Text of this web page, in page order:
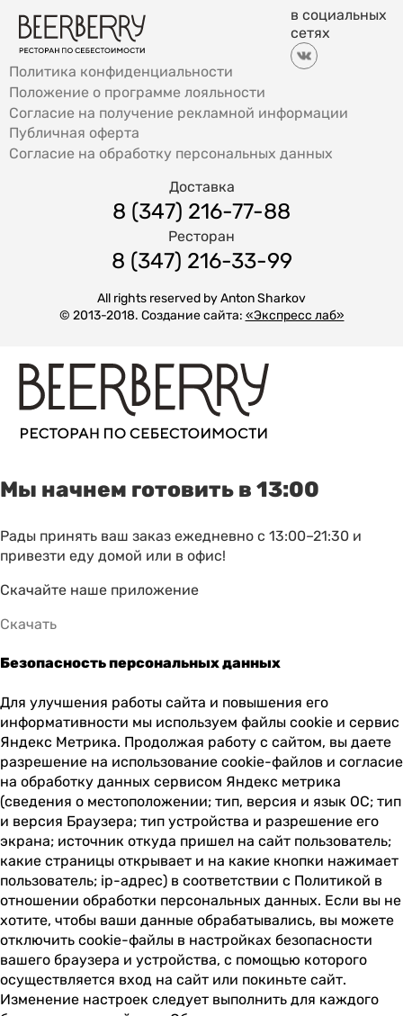
в социальных
сетях
Политика конфиденциальности
Положение о программе лояльности
Согласие на получение рекламной информации
Публичная оферта
Согласие на обработку персональных данных
Доставка
8 (347) 216-77-88
Ресторан
8 (347) 216-33-99
All rights reserved by Anton Sharkov
© 2013-2018. Создание сайта: «Экспресс лаб»
Мы начнем готовить в 13:00
Рады принять ваш заказ ежедневно с 13:00–21:30 и
привезти еду домой или в офис!
Скачайте наше приложение
Скачать
Безопасность персональных данных
Для улучшения работы сайта и повышения его
информативности мы используем файлы cookie и сервис
Яндекс Метрика. Продолжая работу с сайтом, вы даете
разрешение на использование cookie-файлов и согласие
на обработку данных сервисом Яндекс метрика
(сведения о местоположении; тип, версия и язык ОС; тип
и версия Браузера; тип устройства и разрешение его
экрана; источник откуда пришел на сайт пользователь;
какие страницы открывает и на какие кнопки нажимает
пользователь; ip-адрес) в соответствии с Политикой в
отношении обработки персональных данных. Если вы не
хотите, чтобы ваши данные обрабатывались, вы можете
отключить cookie-файлы в настройках безопасности
вашего браузера и устройства, с помощью которого
осуществляется вход на сайт или покиньте сайт.
Изменение настроек следует выполнить для каждого